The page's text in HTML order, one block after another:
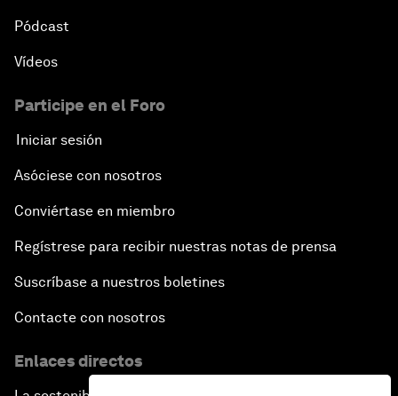
Pódcast
Vídeos
Participe en el Foro
Iniciar sesión
Asóciese con nosotros
Conviértase en miembro
Regístrese para recibir nuestras notas de prensa
Suscríbase a nuestros boletines
Contacte con nosotros
Enlaces directos